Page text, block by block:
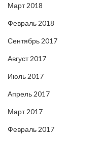
Март 2018
Февраль 2018
Сентябрь 2017
Август 2017
Июль 2017
Апрель 2017
Март 2017
Февраль 2017